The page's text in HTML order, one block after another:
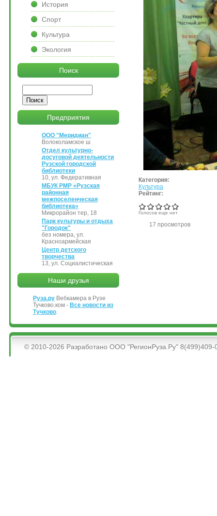
Категория:
Культура
Рейтинг:
Голосов еще нет
17 просмотров
История
Спорт
Культура
Экология
Поиск
Предприятия
ООО "Меридиан"
Волоколамское ш
Отдел культурно-
досуговой деятельности
Рузской городской
библиотеки
10, ул. Федеративная
МБУК РМР «Рузская
районная
межпоселенческая
библиотека»
Микрорайон тер, 18
Парк культуры и отдыха
"Городок"
без номера, ул.
Красноармейская
Центр детского
творчества
13, ул. Социалистическая
Наши друзья
Руза.ру Вебкамера в Рузе
Тучково.ком - Все новости из
Тучково.
&bsps;
© 2010-2026 Разработано ООО "РегионРуза.Ру" 8(499)409-